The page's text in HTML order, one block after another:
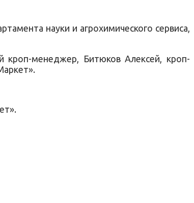
науки и агрохимического сервиса,
кроп-менеджер, Битюков Алексей, кроп-